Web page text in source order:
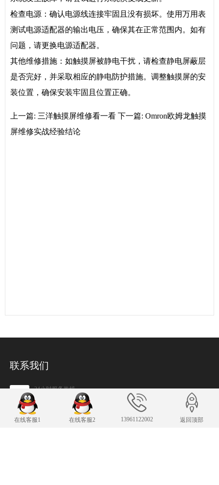
检查电源：确认电源线连接牢固且没有损坏。使用万用表
测试电源适配器的输出电压，确保其在正常范围内。如有
问题，请更换电源适配器。
其他维修措施：如触摸屏被静电干扰，请检查静电屏蔽层
是否完好，并采取相应的静电防护措施。调整触摸屏的安
装位置，确保安装牢固且位置正确。
上一篇: 三洋触摸屏维修看一看 下一篇: Omron欧姆龙触摸
屏维修实战经验结论
联系我们
24小时服务热线
13961122002
传 真：13961122002
在线客服1 在线客服2 13961122002 返回顶部